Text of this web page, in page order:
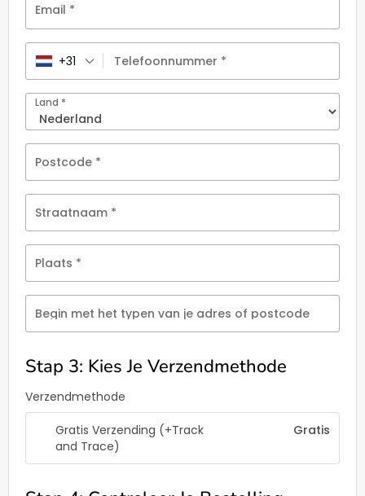
Email *
Telefoonnummer *
+31
Land *
Postcode *
Straatnaam *
Plaats *
Begin met het typen van je adres of postcode
Stap 3: Kies Je Verzendmethode
Verzendmethode
Gratis Verzending (+Track
and Trace)
Gratis